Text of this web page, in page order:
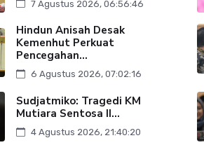
7 Agustus 2026, 06:56:46
Hindun Anisah Desak
Kemenhut Perkuat
Pencegahan...
6 Agustus 2026, 07:02:16
Sudjatmiko: Tragedi KM
Mutiara Sentosa II...
4 Agustus 2026, 21:40:20